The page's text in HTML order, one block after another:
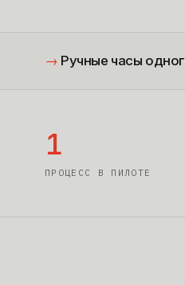
→ Ручные часы
1
ПРОЦЕСС В ПИЛОТЕ